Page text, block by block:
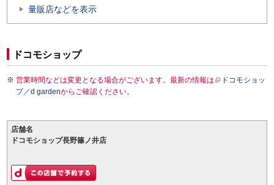
量販店などを表示
ドコモショップ
営業時間などは変更となる場合がございます。最新の情報は
ドコモショッ
プ／d gardenからご確認ください。
店舗名
ドコモショップ長野篠ノ井店